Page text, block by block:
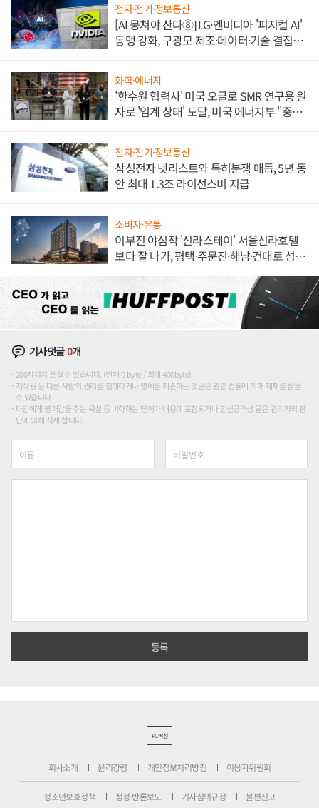
전자·전기·정보통신
[AI 뭉쳐야 산다⑧] LG·엔비디아 '피지컬 AI'
동맹 강화, 구광모 제조·데이터·기술 결집
화학·에너지
'한수원 협력사' 미국 오클로 SMR 연구용 원
자로 '임계 상태' 도달, 미국 에너지부 "중요
전자·전기·정보통신
삼성전자 넷리스트와 특허분쟁 매듭, 5년 동
안 최대 1.3조 라이선스비 지급
소비자·유통
이부진 야심작 '신라스테이' 서울신라호텔
보다 잘 나가, 평택·주문진·해남·건대로 성
기사댓글0개
200자까지 쓰실 수 있습니다. (현재 0 byte / 최대 400byte)
저작권 등 다른 사람의 권리를 침해하거나 명예를 훼손하는 댓글은 관련 법률에 의해 제재를 받을
수 있습니다.
타인에게 불쾌감을 주는 욕설 등 비하하는 단어가 내용에 포함되거나 인신공격성 글은 관리자의 판
단에 의해 삭제 합니다.
PC버전
회사소개 윤리강령 개인정보처리방침 이용자위원회
청소년보호정책 정정·반론보도 기사심의규정 불편신고